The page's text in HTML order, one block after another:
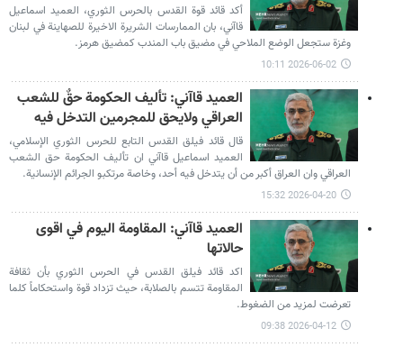
أكد قائد قوة القدس بالحرس الثوري، العميد اسماعيل
قاآني، بان الممارسات الشريرة الاخيرة للصهاينة في لبنان
وغزة ستجعل الوضع الملاحي في مضيق باب المندب كمضيق هرمز.
2026-06-02 10:11
العميد قاآني: تأليف الحكومة حقٌ للشعب
العراقي ولايحق للمجرمين التدخل فيه
قال قائد فيلق القدس التابع للحرس الثوري الإسلامي،
العميد اسماعيل قاآني ان تأليف الحكومة حق الشعب
العراقي وان العراق أكبر من أن يتدخل فيه أحد، وخاصة مرتكبو الجرائم الإنسانية.
2026-04-20 15:32
العميد قاآني: المقاومة اليوم في اقوى
حالاتها
اكد قائد فيلق القدس في الحرس الثوري بأن ثقافة
المقاومة تتسم بالصلابة، حيث تزداد قوة واستحكاماً كلما
تعرضت لمزيد من الضغوط.
2026-04-12 09:38